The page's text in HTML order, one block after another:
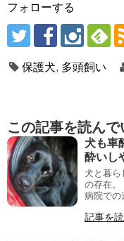
フォローする
保護犬, 多頭飼い
この記事を読ん
犬も車
酔いし
犬と暮ら
の存在。
病院での
記事を